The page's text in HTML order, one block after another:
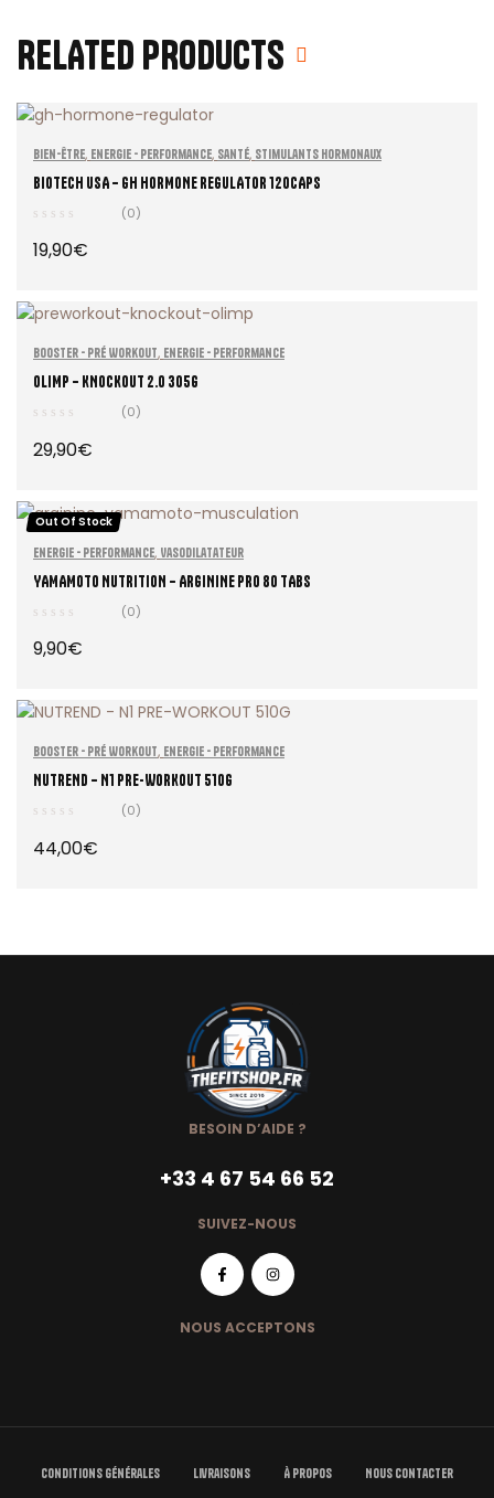
RELATED PRODUCTS
Bien-Être, Energie - Performance, Santé, Stimulants Hormonaux
BIOTECH USA – GH HORMONE REGULATOR 120CAPS
(0)
19,90€
ADD TO CART
Booster - Pré Workout, Energie - Performance
OLIMP – KNOCKOUT 2.0 305G
(0)
29,90€
SELECT OPTIONS
Out Of Stock
Energie - Performance, Vasodilatateur
YAMAMOTO NUTRITION – ARGININE PRO 80 TABS
(0)
9,90€
READ MORE
Booster - Pré Workout, Energie - Performance
NUTREND – N1 PRE-WORKOUT 510G
(0)
44,00€
BESOIN D’AIDE ?
+33 4 67 54 66 52
SUIVEZ-NOUS
NOUS ACCEPTONS
Conditions Générales Livraisons À Propos Nous Contacter